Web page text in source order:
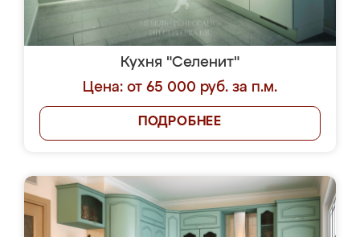
Кухня "Селенит"
Цена: от 65 000 руб. за п.м.
ПОДРОБНЕЕ